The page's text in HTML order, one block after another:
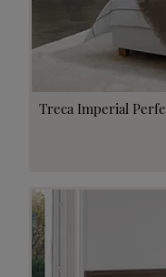
Treca Imperial